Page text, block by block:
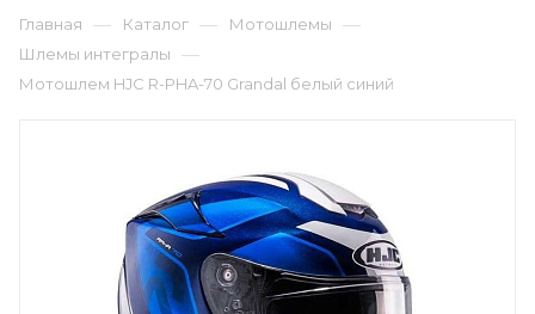
Главная — Каталог — Мотошлемы —
Шлемы интегралы —
Мотошлем HJC R-PHA-70 Grandal белый синий